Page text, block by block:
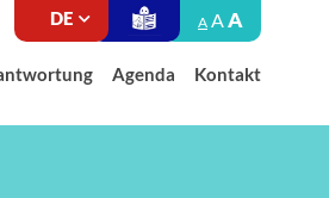
A AA
Agenda Kontakt